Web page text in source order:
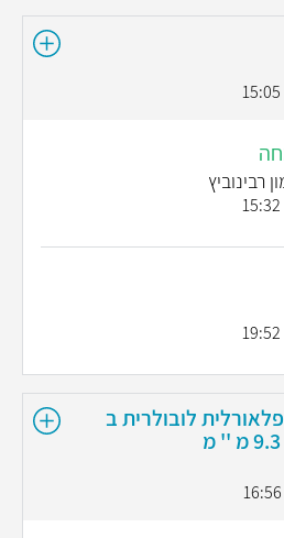
רבינוביץ
לובולרית ב